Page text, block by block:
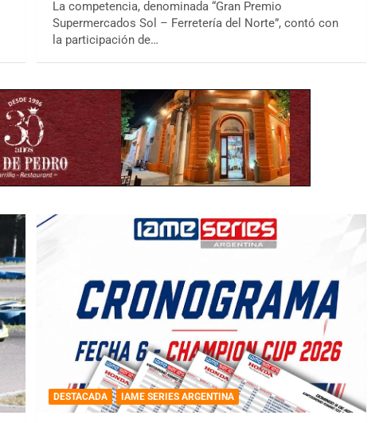
La competencia, denominada “Gran Premio
Supermercados Sol – Ferretería del Norte”, contó con
la participación de…
DESTACADA IAME SERIES ARGENTINA